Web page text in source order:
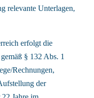
relevante Unterlagen,
erfolgt die
§ 132 Abs. 1
Rechnungen,
der